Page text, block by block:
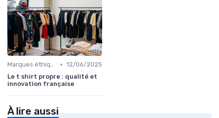
Marques éthiques • 12/06/2025
Le t shirt propre : qualité et
innovation française
À lire aussi